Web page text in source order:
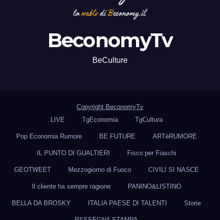
BeconomyTv
BeCulture
Copyright BeconomyTv
LIVE
TgEconomia TgCultura
Pop Economia Rumore BE FUTURE ARTèRUMORE
IL PUNTO DI GUALTIERI Fisco per Fiaschi
GEOTWEET Mezzogiorno di Fuoco CIVILI SI NASCE
Il cliente ha sempre ragione PANINO&LISTINO
BELLA DA BROSKY ITALIA PAESE DI TALENTI Storie